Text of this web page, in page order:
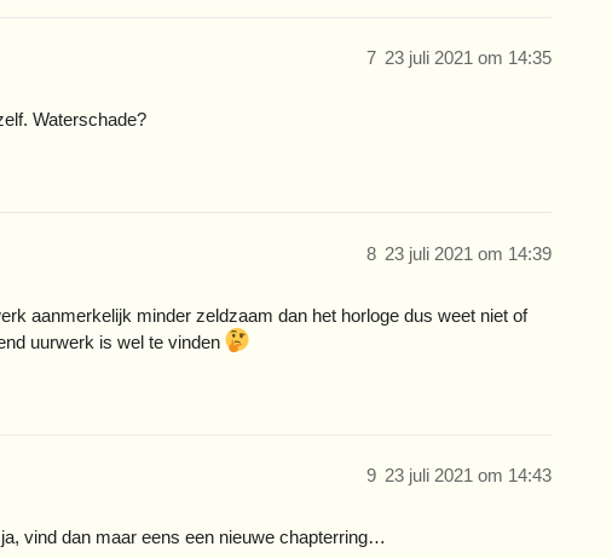
23 juli 2021 om 14:35
7
Waterschade?
23 juli 2021 om 14:39
8
aanmerkelijk minder zeldzaam dan het horloge dus weet niet of
uurwerk is wel te vinden
23 juli 2021 om 14:43
9
vind dan maar eens een nieuwe chapterring…